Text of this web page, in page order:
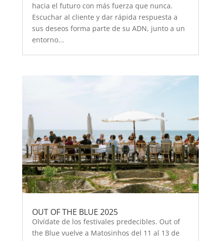
hacia el futuro con más fuerza que nunca.
Escuchar al cliente y dar rápida respuesta a
sus deseos forma parte de su ADN, junto a un
entorno...
OUT OF THE BLUE 2025
Olvídate de los festivales predecibles. Out of
the Blue vuelve a Matosinhos del 11 al 13 de